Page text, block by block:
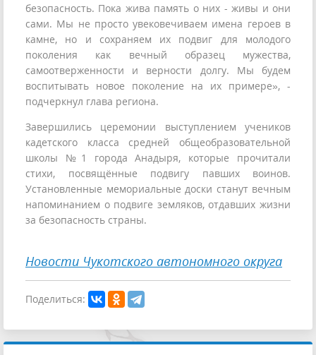
безопасность. Пока жива память о них - живы и они
сами. Мы не просто увековечиваем имена героев в
камне, но и сохраняем их подвиг для молодого
поколения как вечный образец мужества,
самоотверженности и верности долгу. Мы будем
воспитывать новое поколение на их примере», -
подчеркнул глава региона.
Завершились церемонии выступлением учеников
кадетского класса средней общеобразовательной
школы №1 города Анадыря, которые прочитали
стихи, посвящённые подвигу павших воинов.
Установленные мемориальные доски станут вечным
напоминанием о подвиге земляков, отдавших жизни
за безопасность страны.
Новости Чукотского автономного округа
Поделиться: